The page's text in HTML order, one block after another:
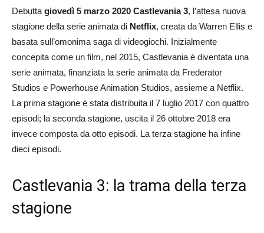
Debutta giovedì 5 marzo 2020 Castlevania 3, l’attesa nuova
stagione della serie animata di Netflix, creata da Warren Ellis e
basata sull’omonima saga di videogiochi. Inizialmente
concepita come un film, nel 2015, Castlevania è diventata una
serie animata, finanziata la serie animata da Frederator
Studios e Powerhouse Animation Studios, assieme a Netflix.
La prima stagione è stata distribuita il 7 luglio 2017 con quattro
episodi; la seconda stagione, uscita il 26 ottobre 2018 era
invece composta da otto episodi. La terza stagione ha infine
dieci episodi.
Castlevania 3: la trama della terza
stagione